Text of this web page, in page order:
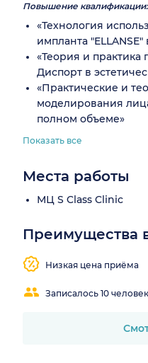
Повышение квалификации:
«Технология
импланта
«Теория и
Диспорт в
«Практические и
моделирования
полном объеме»
Показать все
Места работы
МЦ S Class Clinic
Преимущества
Низкая цена приёма
Записалось 10 человек